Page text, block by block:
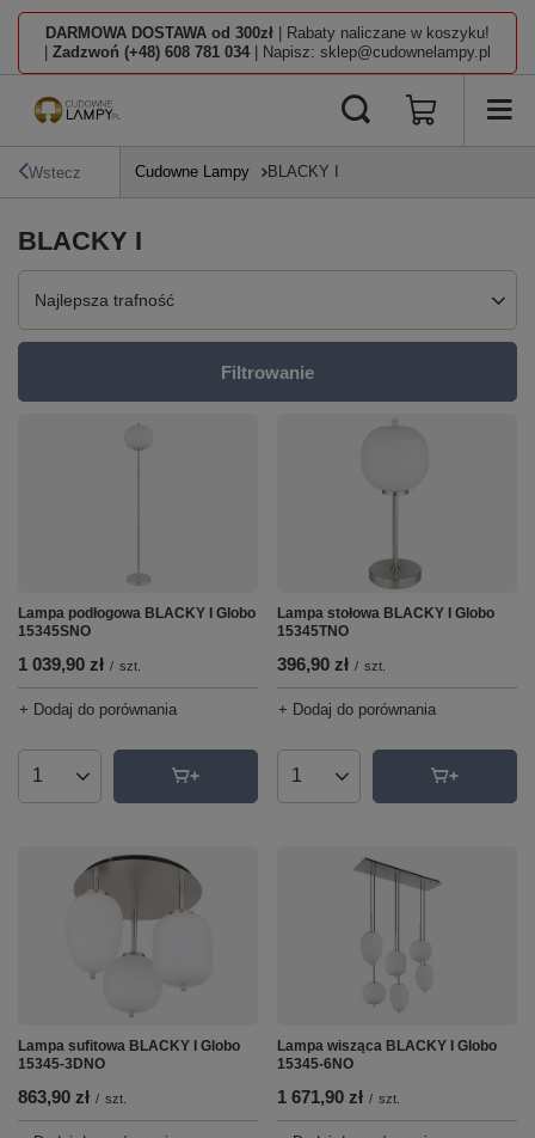
DARMOWA DOSTAWA od 300zł | Rabaty naliczane w koszyku!
Zadzwoń (+48) 608 781 034 | Napisz: sklep@cudownelampy.pl
Wstecz Cudowne Lampy BLACKY I
BLACKY I
Zmień sortowanie
Najlepsza trafność
Filtrowanie
Lampa podłogowa BLACKY I Globo
15345SNO
1 039,90 zł / szt.
+ Dodaj do porównania
Ilość produktów
Lampa stołowa BLACKY I Globo
15345TNO
396,90 zł / szt.
+ Dodaj do porównania
Ilość produktów
Lampa sufitowa BLACKY I Globo
15345-3DNO
863,90 zł / szt.
Lampa wisząca BLACKY I Globo
15345-6NO
1 671,90 zł / szt.